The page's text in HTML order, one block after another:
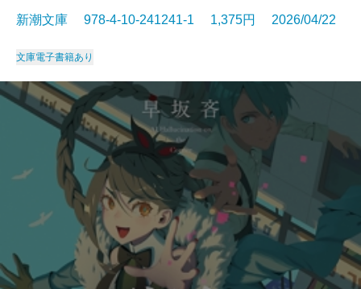
新潮文庫 978-4-10-241241-1 1,375円 2026/04/22
文庫電子書籍あり